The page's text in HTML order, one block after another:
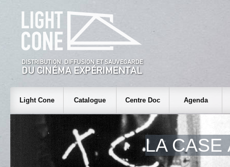
Light Cone Catalogue Centre Doc Agenda
LA CASE